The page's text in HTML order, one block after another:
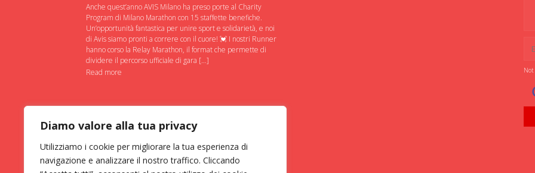
Diamo valore alla tua privacy
Utilizziamo i cookie per migliorare la tua esperienza di
navigazione e analizzare il nostro traffico. Cliccando
Anche quest’anno AVIS Milano ha preso porte al Charity
Program di Milano Marathon con 15 staffette benefiche.
Un’opportunità fantastica per unire sport e solidarietà, e noi
di Avis siamo pronti a correre con il cuore! 💓 I nostri Runner
hanno corso la Relay Marathon, il format che permette di
dividere il percorso ufficiale di gara […]
Read more